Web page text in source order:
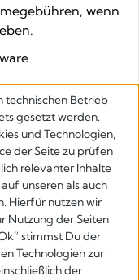
wenn
technischen Betrieb
gesetzt werden.
und Technologien,
der Seite zu prüfen
relevanter Inhalte
unseren als auch
Hierfür nutzen wir
Nutzung der Seiten
stimmst Du der
Technologien zur
der